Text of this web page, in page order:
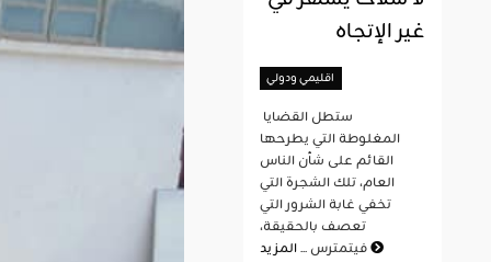
غير الإتجاه
اقليمي ودولي
المغلوطة التي يطرحها
القائم على شأن الناس
العام، تلك الشجرة التي
تخفي غابة الشرور التي
تعصف بالحقيقة،
فيتمترس ...المزيد